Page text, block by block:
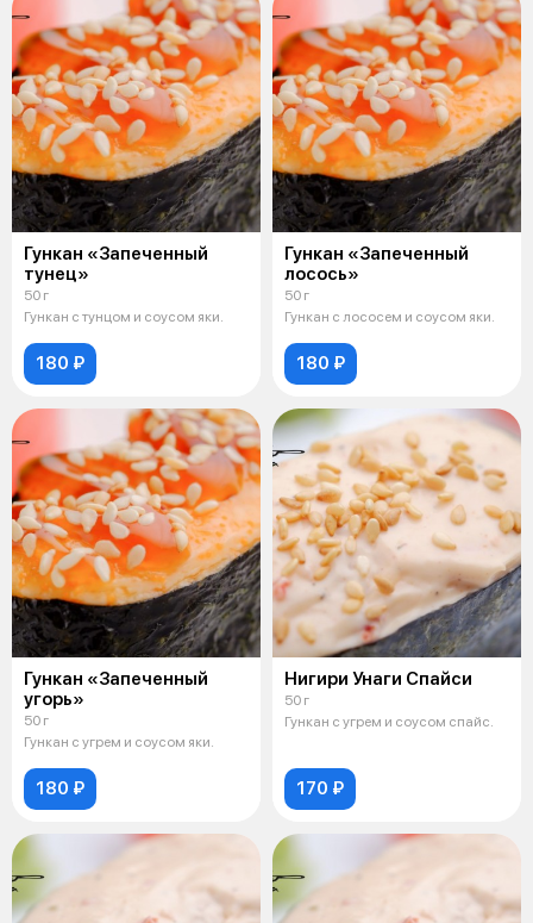
Гункан «Запеченный
тунец»
50 г
Гункан с тунцом и соусом яки.
180 ₽
Гункан «Запеченный
лосось»
50 г
Гункан с лососем и соусом яки.
180 ₽
Гункан «Запеченный
угорь»
50 г
Гункан с угрем и соусом яки.
180 ₽
Нигири Унаги Спайси
50 г
Гункан с угрем и соусом спайс.
170 ₽